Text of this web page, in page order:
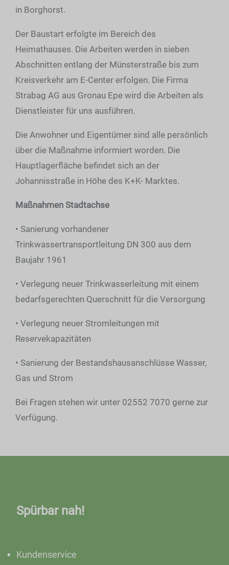
in Borghorst.
Der Baustart erfolgte im Bereich des
Heimathauses. Die Arbeiten werden in sieben
Abschnitten entlang der Münsterstraße bis zum
Kreisverkehr am E-Center erfolgen. Die Firma
Strabag AG aus Gronau Epe wird die Arbeiten als
Dienstleister für uns ausführen.
Die Anwohner und Eigentümer sind alle persönlich
über die Maßnahme informiert worden. Die
Hauptlagerfläche befindet sich an der
Johannisstraße in Höhe des K+K- Marktes.
Maßnahmen Stadtachse
• Sanierung vorhandener
Trinkwassertransportleitung DN 300 aus dem
Baujahr 1961
• Verlegung neuer Trinkwasserleitung mit einem
bedarfsgerechten Querschnitt für die Versorgung
• Verlegung neuer Stromleitungen mit
Reservekapazitäten
• Sanierung der Bestandshausanschlüsse Wasser,
Gas und Strom
Bei Fragen stehen wir unter 02552 7070 gerne zur
Verfügung.
Spürbar nah!
Kundenservice